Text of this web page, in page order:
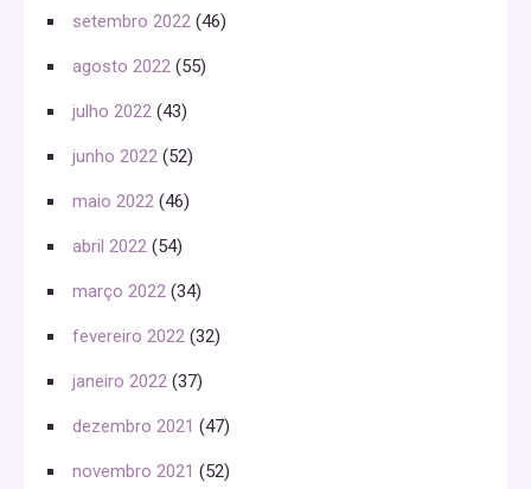
setembro 2022 (46)
agosto 2022 (55)
julho 2022 (43)
junho 2022 (52)
maio 2022 (46)
abril 2022 (54)
março 2022 (34)
fevereiro 2022 (32)
janeiro 2022 (37)
dezembro 2021 (47)
novembro 2021 (52)